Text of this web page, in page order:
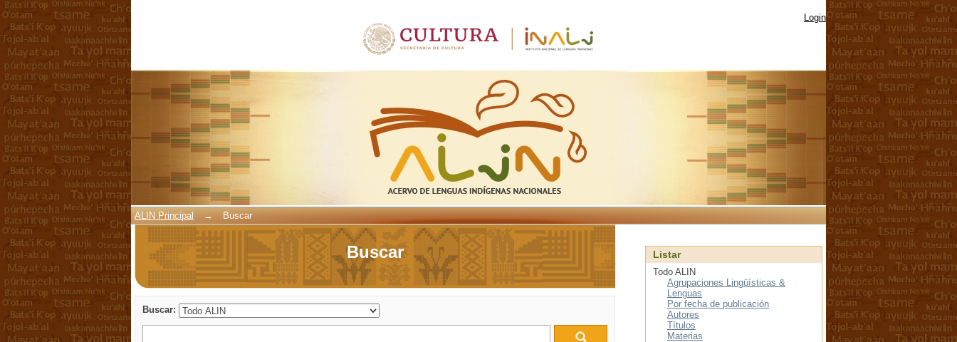
Login
ALIN Principal → Buscar
Buscar
Buscar:
Listar
Todo ALIN
Agrupaciones Lingüísticas &
Lenguas
Por fecha de publicación
Autores
Títulos
Materias